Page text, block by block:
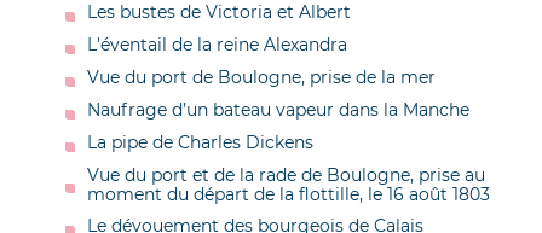
Les bustes de Victoria et Albert
L'éventail de la reine Alexandra
Vue du port de Boulogne, prise de la mer
Naufrage d’un bateau vapeur dans la Manche
La pipe de Charles Dickens
Vue du port et de la rade de Boulogne, prise au
moment du départ de la flottille, le 16 août 1803
Le dévouement des bourgeois de Calais